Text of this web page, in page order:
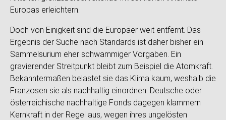
Europas erleichtern.
Doch von Einigkeit sind die Europäer weit entfernt. Das
Ergebnis der Suche nach Standards ist daher bisher ein
Sammelsurium eher schwammiger Vorgaben. Ein
gravierender Streitpunkt bleibt zum Beispiel die Atomkraft.
Bekanntermaßen belastet sie das Klima kaum, weshalb die
Franzosen sie als nachhaltig einordnen. Deutsche oder
österreichische nachhaltige Fonds dagegen klammern
Kernkraft in der Regel aus, wegen ihres ungelösten